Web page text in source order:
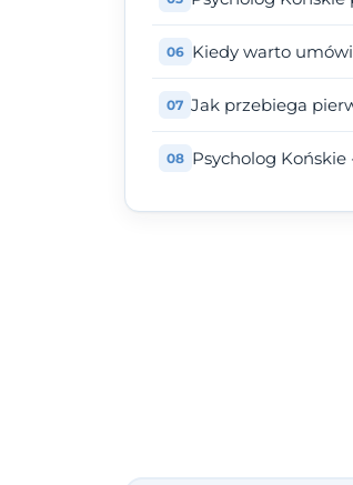
Kiedy warto
Jak przebiega
Psycholog Końskie